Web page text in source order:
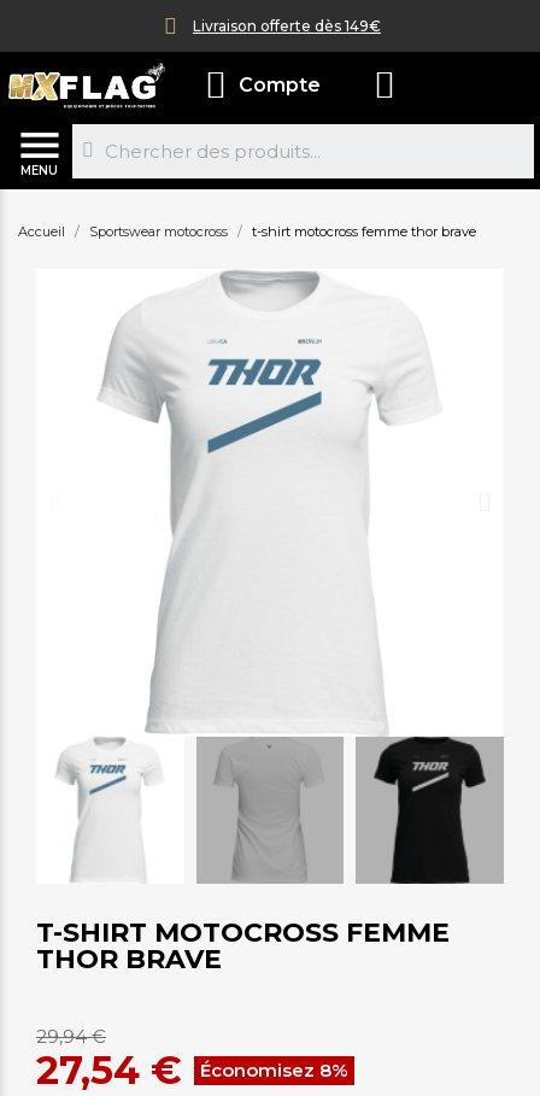
Livraison offerte dès 149€
MENU
Compte
Accueil Sportswear motocross t-shirt motocross femme thor brave
T-SHIRT MOTOCROSS FEMME
THOR BRAVE
29,94 €
27,54 € Économisez 8%